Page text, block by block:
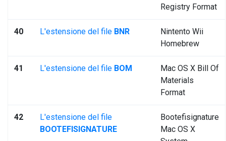
Registry Format
40 L'estensione del file BNR
Nintento Wii
Homebrew
41 L'estensione del file BOM
Mac OS X Bill Of
Materials
Format
42
L'estensione del file
BOOTEFISIGNATURE
Bootefisignature
Mac OS X